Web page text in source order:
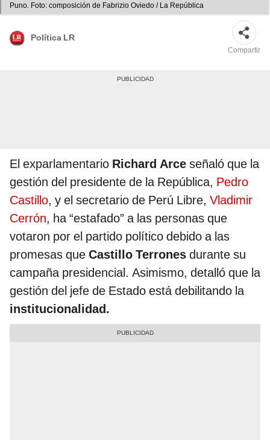
Puno. Foto: composición de Fabrizio Oviedo / La República
Política LR
Compartir
El exparlamentario Richard Arce señaló que la
gestión del presidente de la República, Pedro
Castillo, y el secretario de Perú Libre, Vladimir
Cerrón, ha “estafado” a las personas que
votaron por el partido político debido a las
promesas que Castillo Terrones durante su
campaña presidencial. Asimismo, detalló que la
gestión del jefe de Estado está debilitando la
institucionalidad.